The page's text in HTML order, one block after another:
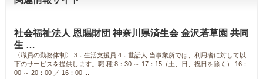
社会福祉法人 恩賜財団 神奈川県済生会 金沢若草園 共同
生 …
〈職員の勤務体制〉 3．生活支援員 4．世話人 当事業所では、利用者に対して以
下のサービスを提供します。職 種 8：30 ～ 17：15（土、日、祝日を除く） 16：
00 ～ 20：00 ／ 16：00 ...